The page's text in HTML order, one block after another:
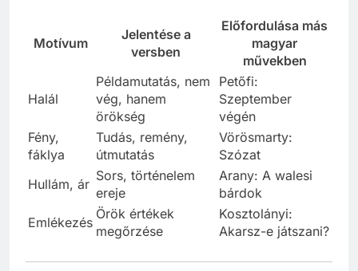
Motívum
Jelentése a
versben
Előfordulása más
magyar
művekben
Halál
Példamutatás, nem
vég, hanem
örökség
Petőfi:
Szeptember
végén
Fény,
fáklya
Tudás, remény,
útmutatás
Vörösmarty:
Szózat
Hullám, ár
Sors, történelem
ereje
Arany: A walesi
bárdok
Emlékezés
Örök értékek
megőrzése
Kosztolányi:
Akarsz-e játszani?